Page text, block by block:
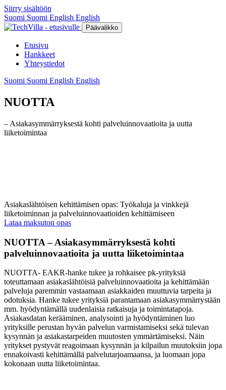
Siirry sisältöön
Suomi Suomi English English
Päävalikko
Etusivu
Hankkeet
Yhteystiedot
Suomi Suomi English English
NUOTTA
– Asiakasymmärryksestä kohti palveluinnovaatioita ja uutta
liiketoimintaa
Asiakaslähtöisen kehittämisen opas: Työkaluja ja vinkkejä
liiketoiminnan ja palveluinnovaatioiden kehittämiseen
Lataa maksuton opas
NUOTTA – Asiakasymmärryksestä kohti
palveluinnovaatioita ja uutta liiketoimintaa
NUOTTA- EAKR-hanke tukee ja rohkaisee pk-yrityksiä
toteuttamaan asiakaslähtöisiä palveluinnovaatioita ja kehittämään
palveluja paremmin vastaamaan asiakkaiden muuttuvia tarpeita ja
odotuksia. Hanke tukee yrityksiä parantamaan asiakasymmärrystään
mm. hyödyntämällä uudenlaisia ratkaisuja ja toimintatapoja.
Asiakasdatan kerääminen, analysointi ja hyödyntäminen luo
yrityksille perustan hyvän palvelun varmistamiseksi sekä tulevan
kysynnän ja asiakastarpeiden muutosten ymmärtämiseksi. Näin
yritykset pystyvät reagoimaan kysynnän ja kilpailun muutoksiin jopa
ennakoivasti kehittämällä palvelutarjoamaansa, ja luomaan jopa
kokonaan uutta liiketoimintaa.